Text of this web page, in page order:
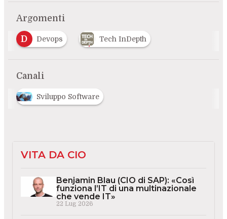
Argomenti
D Devops Tech InDepth
Canali
Sviluppo Software
VITA DA CIO
Benjamin Blau (CIO di SAP): «Così
funziona l’IT di una multinazionale
che vende IT»
22 Lug 2026